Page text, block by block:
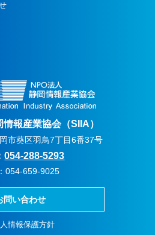
報産業協会（SIIA）
市葵区羽鳥7丁目6番37号
054-288-5293
054-659-9025
問い合わせ
情報保護方針